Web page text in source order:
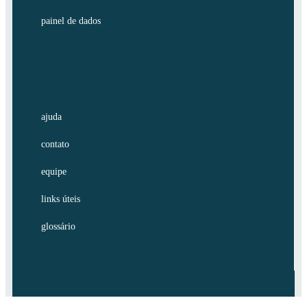
painel de dados
ajuda
contato
equipe
links úteis
glossário